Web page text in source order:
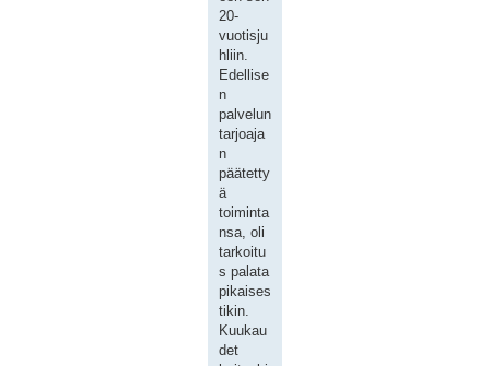
20-
vuotisju
hliin.
Edellise
n
palvelun
tarjoaja
n
päätetty
ä
toiminta
nsa, oli
tarkoitu
s palata
pikaises
tikin.
Kuukau
det